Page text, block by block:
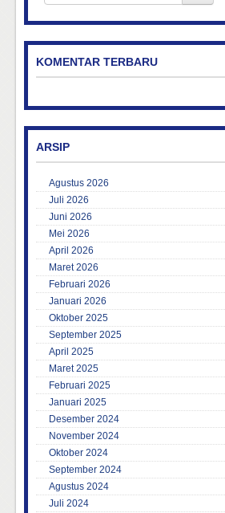
KOMENTAR TERBARU
ARSIP
Agustus 2026
Juli 2026
Juni 2026
Mei 2026
April 2026
Maret 2026
Februari 2026
Januari 2026
Oktober 2025
September 2025
April 2025
Maret 2025
Februari 2025
Januari 2025
Desember 2024
November 2024
Oktober 2024
September 2024
Agustus 2024
Juli 2024